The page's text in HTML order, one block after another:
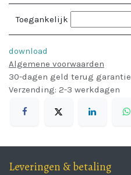
Toegankelijk
download
Algemene voorwaarden
30-dagen geld terug garantie
Verzending: 2-3 werkdagen
Leveringen & betaling